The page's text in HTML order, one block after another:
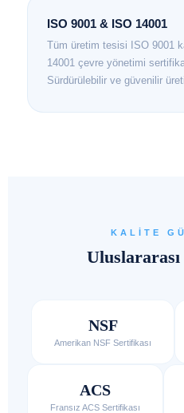
ISO 9001 & ISO 14001
Tüm üretim tesisi ISO 9001
14001 çevre yönetimi
Sürdürülebilir ve güvenilir
KALITE
NSF
Amerikan NSF Sertifikası
ACS
Fransız ACS Sertifikası